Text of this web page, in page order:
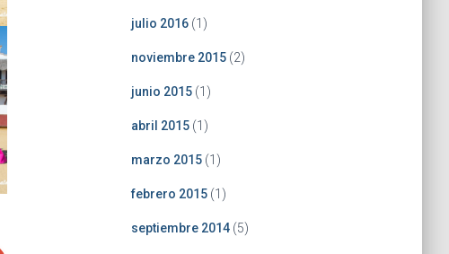
julio 2016(1)
noviembre 2015(2)
junio 2015(1)
abril 2015(1)
marzo 2015(1)
febrero 2015(1)
septiembre 2014(5)